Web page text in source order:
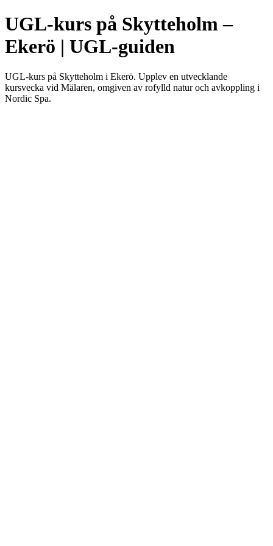
UGL-kurs på Skytteholm –
Ekerö | UGL-guiden
UGL-kurs på Skytteholm i Ekerö. Upplev en utvecklande
kursvecka vid Mälaren, omgiven av rofylld natur och avkoppling i
Nordic Spa.